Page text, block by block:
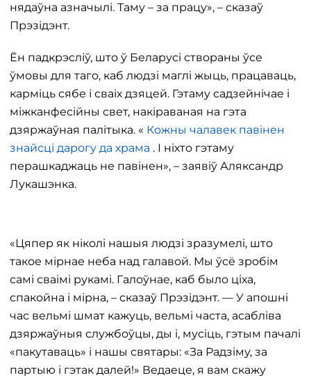
нядаўна азначылі. Таму – за працу», – сказаў
Прэзідэнт.
Ён падкрэсліў, што ў Беларусі створаны ўсе
ўмовы для таго, каб людзі маглі жыць, працаваць,
карміць сябе і сваіх дзяцей. Гэтаму садзейнічае і
міжканфесійны свет, накіраваная на гэта
дзяржаўная палітыка. « Кожны чалавек павінен
знайсці дарогу да храма . І ніхто гэтаму
перашкаджаць не павінен», – заявіў Аляксандр
Лукашэнка.
«Цяпер як ніколі нашыя людзі зразумелі, што
такое мірнае неба над галавой. Мы ўсё зробім
самі сваімі рукамі. Галоўнае, каб было ціха,
спакойна і мірна, – сказаў Прэзідэнт. — У апошні
час вельмі шмат кажуць, вельмі часта, асабліва
дзяржаўныя службоўцы, ды і, мусіць, гэтым пачалі
«пакутаваць» і нашы святары: «За Радзіму, за
партыю і гэтак далей!» Ведаеце, я вам скажу